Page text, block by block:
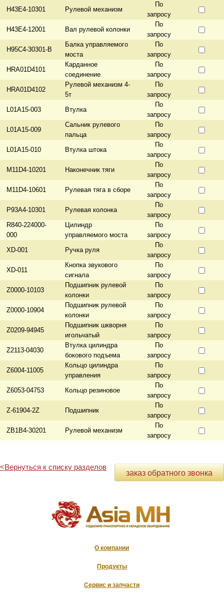
H43E4-10301
Рулевой механизм
По
запросу
H43E4-12001
Вал рулевой колонки
По
запросу
H95C4-30301-B
Балка управляемого
моста
По
запросу
HRA01D4101
Карданное
соединение
По
запросу
HRA01D4102
Рулевой механизм 4-
5т
По
запросу
L01A15-003
Втулка
По
запросу
L01A15-009
Сальник рулевого
пальца
По
запросу
L01A15-010
Втулка штока
По
запросу
M11D4-10201
Наконечник тяги
По
запросу
M11D4-10601
Рулевая тяга в сборе
По
запросу
P93A4-10301
Рулевая колонка
По
запросу
R840-224000-
000
Цилиндр
управляемого моста
По
запросу
XD-001
Ручка руля
По
запросу
XD-011
Кнопка звукового
сигнала
По
запросу
Z0000-10103
Подшипник рулевой
колонки
По
запросу
Z0000-10904
Подшипник рулевой
колонки
По
запросу
Z0209-94945
Подшипник шкворня
игольчатый
По
запросу
Z2113-04030
Втулка цилиндра
бокового подъема
По
запросу
Z6004-11005
Кольцо цилиндра
управления
По
запросу
Z6053-04753
Кольцо резиновое
По
запросу
Z-61904-2Z
Подшипник
По
запросу
ZB1B4-30201
Рулевой механизм
По
запросу
<Вернуться к списку разделов
заказ обратного звонка
О компании
Продукты
Сервис и запчасти